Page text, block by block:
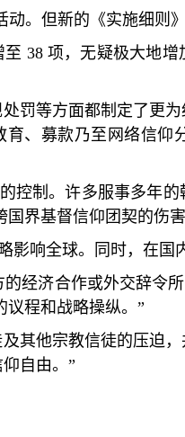
。但新的《实施细则
至 38项，无疑极大地增
罚等方面都制定了更
、募款乃至网络信仰
控制。许多服事多年
界基督信仰团契的伤害
响全球。同时，在国
经济合作或外交辞令所
程和战略操纵。 ”
其他宗教信徒的压迫
自由。 ”